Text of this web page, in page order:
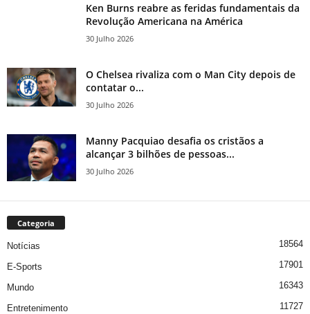
Ken Burns reabre as feridas fundamentais da
Revolução Americana na América
30 Julho 2026
O Chelsea rivaliza com o Man City depois de
contatar o...
30 Julho 2026
Manny Pacquiao desafia os cristãos a
alcançar 3 bilhões de pessoas...
30 Julho 2026
Categoria
Notícias 18564
E-Sports 17901
Mundo 16343
Entretenimento 11727